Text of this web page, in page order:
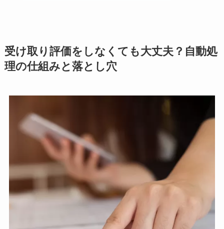
受け取り評価をしなくても大丈夫？自動処
理の仕組みと落とし穴